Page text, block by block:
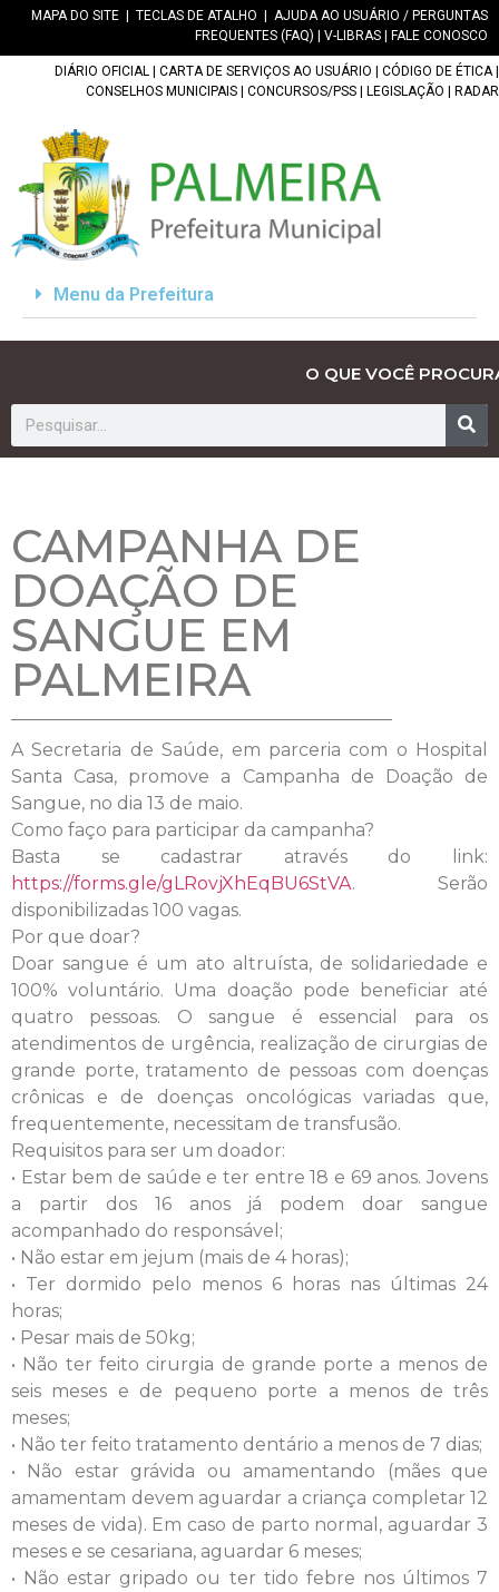
MAPA DO SITE TECLAS DE ATALHO
AJUDA AO USUÁRIO / PERGUNTAS
FREQUENTES (FAQ)
V-LIBRAS FALE CONOSCO
DIÁRIO OFICIAL CARTA DE SERVIÇOS AO USUÁRIO CÓDIGO DE ÉTICA|
CONSELHOS MUNICIPAIS
CONCURSOS/PSS LEGISLAÇÃO RADAR
Menu da Prefeitura
O QUE VOCÊ
CAMPANHA DE
DOAÇÃO DE
SANGUE EM
PALMEIRA
A Secretaria de Saúde, em parceria com o Hospital
Santa Casa, promove a Campanha de Doação de
Sangue, no dia 13 de maio.
Como faço para participar da campanha?
Basta se cadastrar através do link:
https://forms.gle/gLRovjXhEqBU6StVA. Serão
disponibilizadas 100 vagas.
Por que doar?
Doar sangue é um ato altruísta, de solidariedade e
100% voluntário. Uma doação pode beneficiar até
quatro pessoas. O sangue é essencial para os
atendimentos de urgência, realização de cirurgias de
grande porte, tratamento de pessoas com doenças
crônicas e de doenças oncológicas variadas que,
frequentemente, necessitam de transfusão.
Requisitos para ser um doador:
• Estar bem de saúde e ter entre 18 e 69 anos. Jovens
a partir dos 16 anos já podem doar sangue
acompanhado do responsável;
• Não estar em jejum (mais de 4 horas);
• Ter dormido pelo menos 6 horas nas últimas 24
horas;
• Pesar mais de 50kg;
• Não ter feito cirurgia de grande porte a menos de
seis meses e de pequeno porte a menos de três
meses;
• Não ter feito tratamento dentário a menos de 7 dias;
• Não estar grávida ou amamentando (mães que
amamentam devem aguardar a criança completar 12
meses de vida). Em caso de parto normal, aguardar 3
meses e se cesariana, aguardar 6 meses;
• Não estar gripado ou ter tido febre nos últimos 7